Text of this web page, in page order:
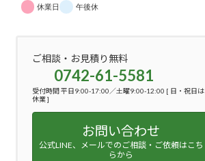
休業日 午後休
ご相談・お見積り無料
0742-61-5581
受付時間 平日9:00-17:00／土曜9:00-12:00 [ 日・祝日は
休業 ]
お問い合わせ
公式LINE、メールでのご相談・ご依頼はこち
らから